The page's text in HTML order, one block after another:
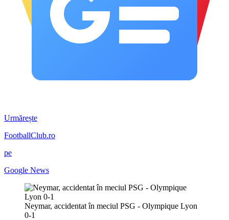
Urmărește
FootballClub.ro
pe
Google News
Neymar, accidentat în meciul PSG - Olympique Lyon
0-1